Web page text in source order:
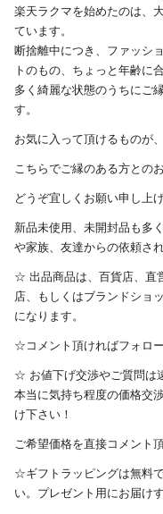
楽天ラクマを始めたのは、
ています。
断捨離中につき、ファッシ
トのもの、ちょっと年齢に
多く綺麗な状態のうちにご
す。
お気に入って頂けるものが
こちらでご縁のある方との
どうぞ宜しくお願い申し上げ
新品未使用、未開封品も多
や家族、友達からの依頼さ
☆ 出品商品は、百貨店、直
店、もしくはブランドショ
になります。
☆コメント頂ければフォロー
☆ お値下げ交渉やご質問は
本当に気持ち程度の価格交
け下さい！
ご希望価格を直接コメント
☆ギフトラッピングは無料
い。プレゼント用にお届け